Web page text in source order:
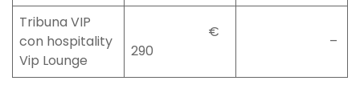
Tribuna VIP
con hospitality
Vip Lounge
€
290
–